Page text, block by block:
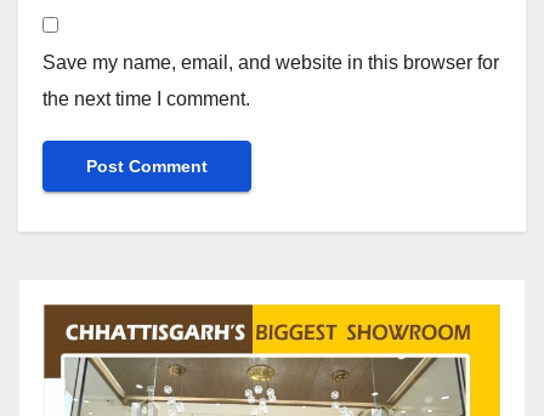
Save my name, email, and website in this browser for
the next time I comment.